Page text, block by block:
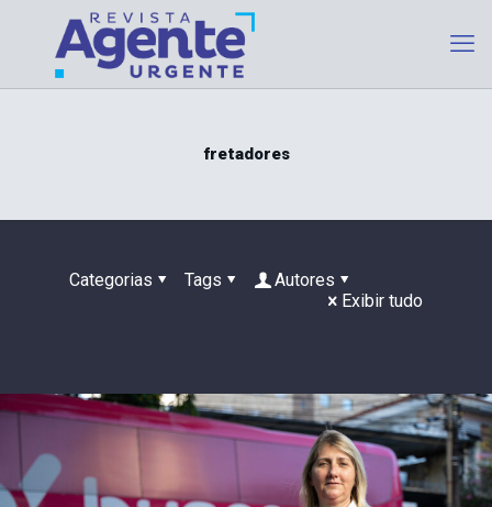
fretadores
Categorias Tags
Autores
Exibir tudo